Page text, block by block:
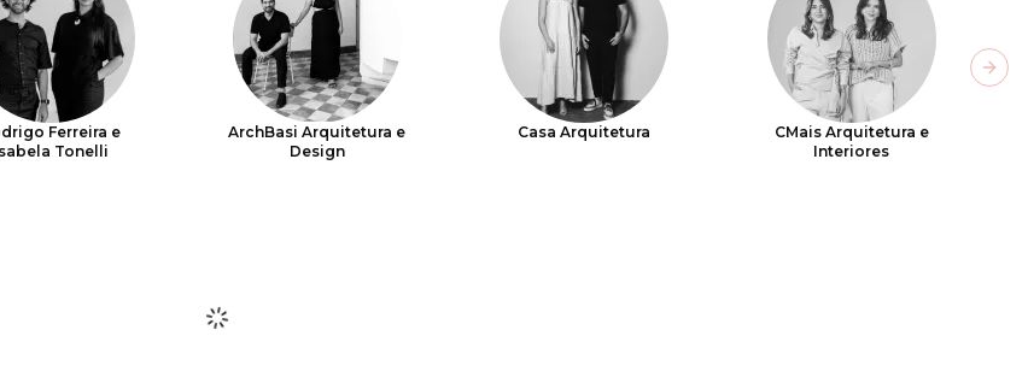
Ferreira e
Tonelli
ArchBasi Arquitetura e
Design
Casa Arquitetura
CMais Arquitetura e
Interiores